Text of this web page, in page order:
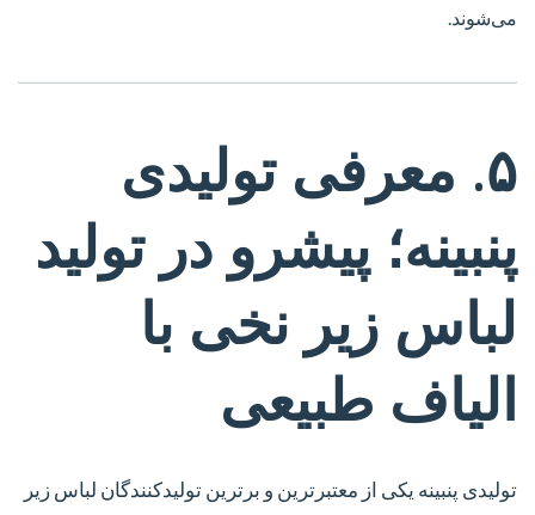
می‌شوند.
۵. معرفی تولیدی
پنبینه؛ پیشرو در تولید
لباس زیر نخی با
الیاف طبیعی
تولیدی پنبینه یکی از معتبرترین و برترین تولیدکنندگان لباس زیر